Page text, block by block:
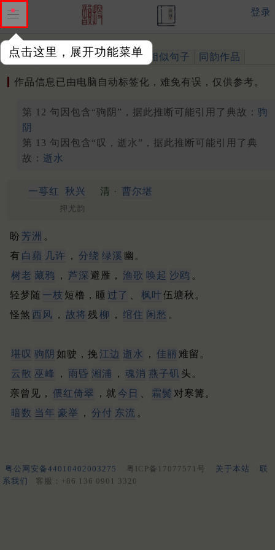
点击这里，展开功能菜单
登录
作品 标注四声 出处、引用 相似句子 同韵作品
作品信息已由电脑自动标签化，难免有误，仅供参考。
第 12 句因包含“驹阴”，据此推断可能引用了典故： 驹
阴
第 13 句因包含“叹，逝水”，据此推断可能引用了典
故： 逝水
一萼红 秋兴 清 · 曹尔堪
押尤韵
盼 芳洲 。
有 白蘋 几许 ， 分绕 绿溪 幽。
树老 藏鸦 ， 芦深 避雁， 渔歌 唤起 沙鸥 。
轻梦随 一枝 短橹，睡 过了 枫叶伍塘秋。
怪煞 西风 ， 故将 残 柳 ， 绾住 闲愁 。
堪叹 驹阴 如驶，挽江边 逝水 ， 佳丽 难留。
云散 巫峰 ， 雨昏 湘浦 ， 魂消 燕子矶 头。
亲曾见， 偎红倚翠 ，就 今日 霜鬓 对寒篝。
暗数 当年 豪举 ， 分付 东流 。
粤公网安备44010402003275 粤ICP备17077571号 关于本站
联
系我们
客服：+86 136 0901 3320